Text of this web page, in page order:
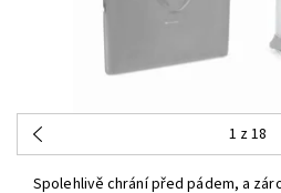
1 z 18
Spolehlivě chrání před pádem, a